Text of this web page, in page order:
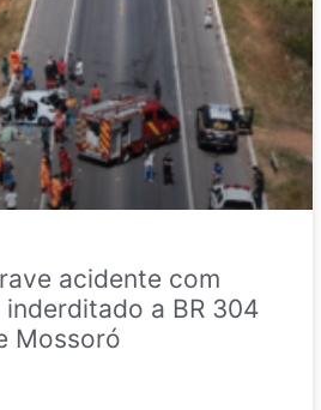
acidente com
a BR 304
Mossoró